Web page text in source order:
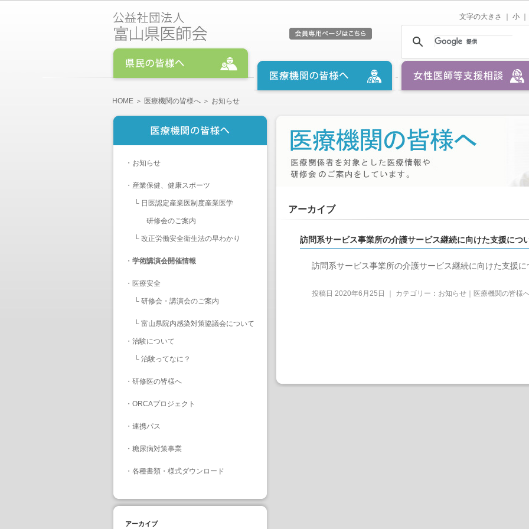
文字の大きさ ｜ 小
HOME ＞ 医療機関の皆様へ ＞ お知らせ
・ お知らせ
・ 産業保健、健康スポーツ
└ 日医認定産業医制度産業医学
研修会のご案内
└ 改正労働安全衛生法の早わかり
・ 学術講演会開催情報
・ 医療安全
└ 研修会・講演会のご案内
└ 富山県院内感染対策協議会について
・ 治験について
└ 治験ってなに？
・ 研修医の皆様へ
・ ORCAプロジェクト
・ 連携パス
・ 糖尿病対策事業
・ 各種書類・様式ダウンロード
アーカイブ
アーカイブ
訪問系サービス事業所の介護サービス継続に向けた支援につ
訪問系サービス事業所の介護サービス継続に向けた支援に
投稿日 2020年6月25日 ｜ カテゴリー： お知らせ｜医療機関の皆様